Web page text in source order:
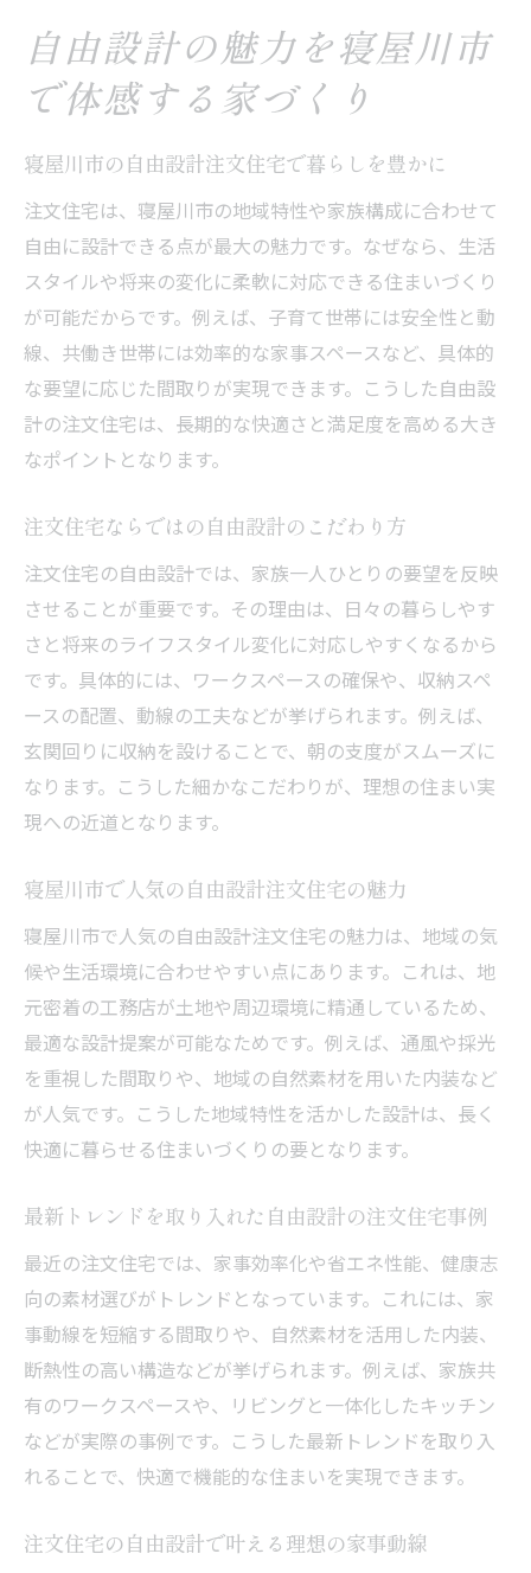
スト
高断熱・省エネを叶える注文住宅の選び方
予算内で注文住宅の性能を高める工夫
住宅性能とコストの最適なバランスを寝屋
注文住宅のコストを抑えて高性能を実現す
る方法
寝屋川市で注文住宅を建てる際の注意点まとめ
注文住宅の契約前に寝屋川市で確認すべき
点
寝屋川市で注文住宅を建てる際の落とし穴
回避術
注意点
信頼できる工務店選びと注文住宅のリスク
対策
寝屋川市の地域性を考慮した注文住宅計画
の注意
注文住宅のアフターサービスと寝屋川市で
の対応
ント
寝屋川市の注文住宅で理想を形にする秘訣
工務店との信頼関係が生む満足度の高い注
文住宅
注文住宅の家づくり体験談から学ぶ成功の
コツ
アフターサポートで安心できる注文住宅の
選び方
る方法
自由設計の魅力を寝屋川市
で体感する家づくり
寝屋川市の自由設計注文住宅で暮らしを豊かに
注文住宅は、寝屋川市の地域特性や家族構成に合わせて
自由に設計できる点が最大の魅力です。なぜなら、生活
スタイルや将来の変化に柔軟に対応できる住まいづくり
が可能だからです。例えば、子育て世帯には安全性と動
線、共働き世帯には効率的な家事スペースなど、具体的
な要望に応じた間取りが実現できます。こうした自由設
計の注文住宅は、長期的な快適さと満足度を高める大き
なポイントとなります。
注文住宅ならではの自由設計のこだわり方
注文住宅の自由設計では、家族一人ひとりの要望を反映
させることが重要です。その理由は、日々の暮らしやす
さと将来のライフスタイル変化に対応しやすくなるから
です。具体的には、ワークスペースの確保や、収納スペ
ースの配置、動線の工夫などが挙げられます。例えば、
玄関回りに収納を設けることで、朝の支度がスムーズに
なります。こうした細かなこだわりが、理想の住まい実
現への近道となります。
寝屋川市で人気の自由設計注文住宅の魅力
寝屋川市で人気の自由設計注文住宅の魅力は、地域の気
候や生活環境に合わせやすい点にあります。これは、地
元密着の工務店が土地や周辺環境に精通しているため、
最適な設計提案が可能なためです。例えば、通風や採光
を重視した間取りや、地域の自然素材を用いた内装など
が人気です。こうした地域特性を活かした設計は、長く
快適に暮らせる住まいづくりの要となります。
最新トレンドを取り入れた自由設計の注文住宅事例
最近の注文住宅では、家事効率化や省エネ性能、健康志
向の素材選びがトレンドとなっています。これには、家
事動線を短縮する間取りや、自然素材を活用した内装、
断熱性の高い構造などが挙げられます。例えば、家族共
有のワークスペースや、リビングと一体化したキッチン
などが実際の事例です。こうした最新トレンドを取り入
れることで、快適で機能的な住まいを実現できます。
注文住宅の自由設計で叶える理想の家事動線